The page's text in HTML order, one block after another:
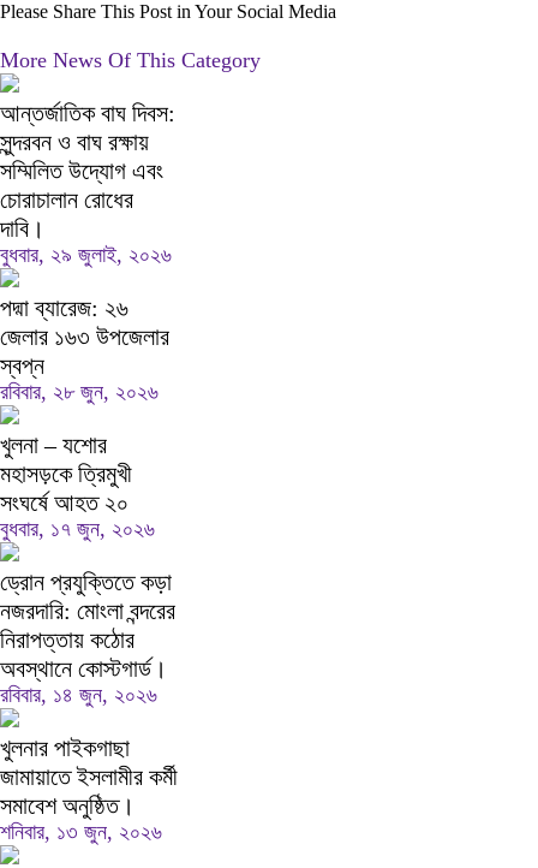
Please Share This Post in Your Social Media
More News Of This Category
আন্তর্জাতিক বাঘ দিবস:
সুন্দরবন ও বাঘ রক্ষায়
সম্মিলিত উদ্যোগ এবং
চোরাচালান রোধের
দাবি।
বুধবার, ২৯ জুলাই, ২০২৬
পদ্মা ব্যারেজ: ২৬
জেলার ১৬৩ উপজেলার
স্বপ্ন
রবিবার, ২৮ জুন, ২০২৬
খুলনা – যশোর
মহাসড়কে ত্রিমুখী
সংঘর্ষে আহত ২০
বুধবার, ১৭ জুন, ২০২৬
ড্রোন প্রযুক্তিতে কড়া
নজরদারি: মোংলা বন্দরের
নিরাপত্তায় কঠোর
অবস্থানে কোস্টগার্ড।
রবিবার, ১৪ জুন, ২০২৬
খুলনার পাইকগাছা
জামায়াতে ইসলামীর কর্মী
সমাবেশ অনুষ্ঠিত।
শনিবার, ১৩ জুন, ২০২৬